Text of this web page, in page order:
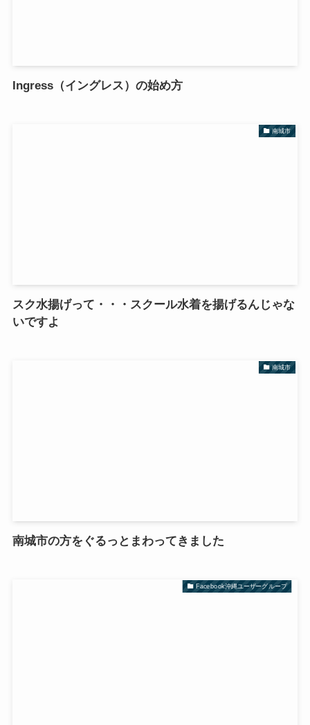
Ingress（イングレス）の始め方
南城市
スク水揚げって・・・スクール水着を揚げるんじゃな
いですよ
南城市
南城市の方をぐるっとまわってきました
Facebook沖縄ユーザーグループ